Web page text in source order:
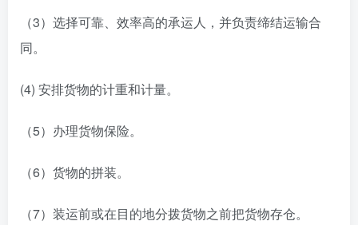
（3）选择可靠、效率高的承运人，并负责缔结运输合
同。
(4) 安排货物的计重和计量。
（5）办理货物保险。
（6）货物的拼装。
（7）装运前或在目的地分拨货物之前把货物存仓。